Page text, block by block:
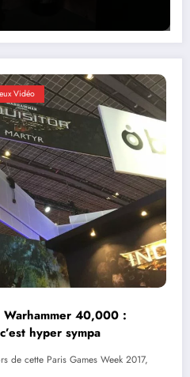
Vidéo
40,000 :
hyper sympa
de cette Paris Games Week 2017,